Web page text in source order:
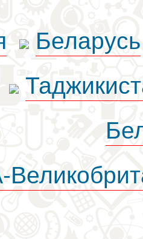
Беларусь